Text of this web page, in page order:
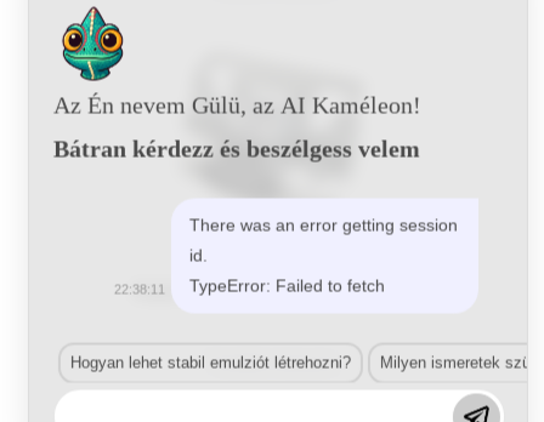
Alacsony nyomású pumpák
Maple 60/3 3:1 festék pumpa StSt
Tovább olvasom
Az Én nevem Gülü, az AI Kaméleon!
Bátran kérdezz és beszélgess velem
There was an error getting session
id.
TypeError: Failed to fetch
22:38:11
Hogyan lehet stabil emulziót létrehozni? Milyen ismeretek